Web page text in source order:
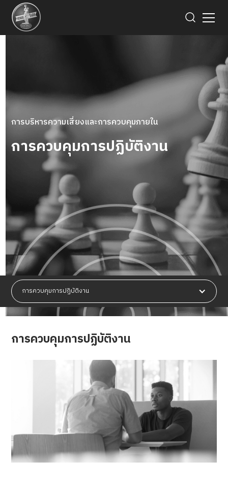
การบริหารความเสี่ยงและการควบคุมภายใน
การควบคุมการปฏิบัติงาน
การควบคุมการปฏิบัติงาน
การควบคุมการปฏิบัติงาน